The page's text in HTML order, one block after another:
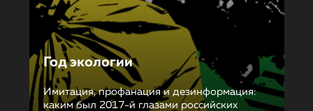
Год экологии
Имитация, профанация и дезинформация:
каким был 2017-й глазами российских